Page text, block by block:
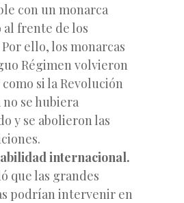
con un monarca
frente de los
ello, los monarcas
Régimen volvieron
si la Revolución
se hubiera
y se abolieron las
internacional.
que las grandes
podrían intervenir en